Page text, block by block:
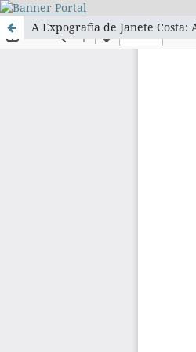
A Expografia de Janete